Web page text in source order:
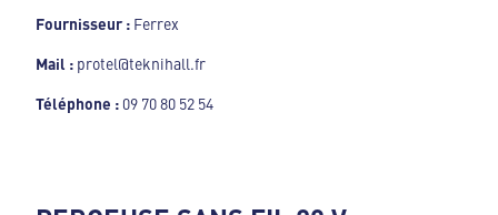
Fournisseur : Ferrex
Mail : protel@teknihall.fr
Téléphone : 09 70 80 52 54